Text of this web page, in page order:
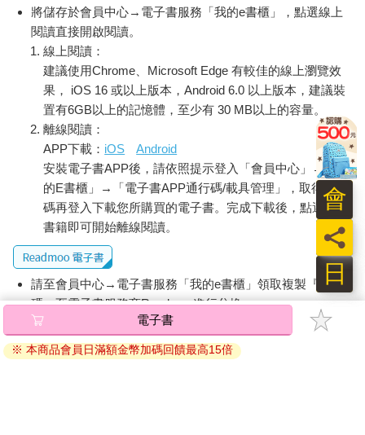
將儲存於會員中心→電子書服務「我的e書櫃」，點選線上
閱讀直接開啟閱讀。
線上閱讀：
建議使用Chrome、Microsoft Edge 有較佳的線上瀏覽效
果， iOS 16 或以上版本，Android 6.0 以上版本，建議裝
置有6GB以上的記憶體，至少有 30 MB以上的容量。
離線閱讀：
APP下載： iOS
Android
安裝電子書APP後，請依照提示登入「會員中心」→「我
的E書櫃」→「電子書APP通行碼/載具管理」，取得通行
碼再登入下載您所購買的電子書。完成下載後，點選任一
書籍即可開始離線閱讀。
請至會員中心→電子書服務「我的e書櫃」領取複製『兌換
碼』至電子書服務商Readmoo進行兌換。
退換貨須知：
因版權保護，您在金石堂所購買的電子書僅能以金石堂專屬
電子書
※ 本商品會員日滿額金幣加碼回饋最高15倍
日
員
會